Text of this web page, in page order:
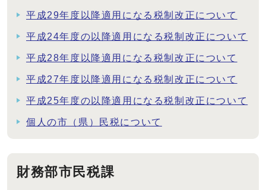
平成29年度以降適用になる税制改正について
平成24年度の以降適用になる税制改正について
平成28年度以降適用になる税制改正について
平成27年度以降適用になる税制改正について
平成25年度の以降適用になる税制改正について
個人の市（県）民税について
財務部市民税課